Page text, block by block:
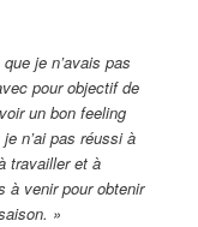
je n’avais pas
pour objectif de
un bon feeling
n’ai pas réussi à
travailler et à
à venir pour obtenir
»